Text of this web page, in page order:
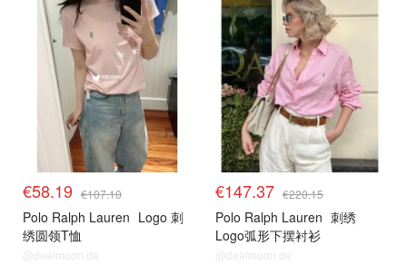
€58.19 €107.10
Polo Ralph Lauren Logo 刺
绣圆领T恤
@dealmoon.de
€147.37 €220.15
Polo Ralph Lauren 刺绣
Logo弧形下摆衬衫
@dealmoon.de